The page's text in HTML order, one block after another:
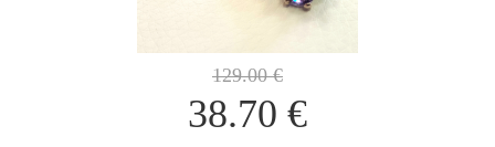
129.00€
38.70 €